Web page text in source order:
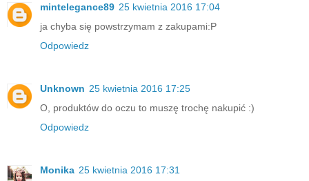
mintelegance89 25 kwietnia 2016 17:04
ja chyba się powstrzymam z zakupami:P
Odpowiedz
Unknown 25 kwietnia 2016 17:25
O, produktów do oczu to muszę trochę nakupić :)
Odpowiedz
Monika 25 kwietnia 2016 17:31